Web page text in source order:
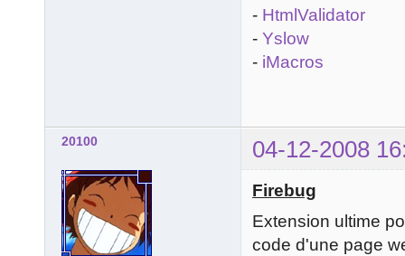
- HtmlValidator
- Yslow
- iMacros
20100 04-12-2008
Firebug
Extension ultime
code d'une page